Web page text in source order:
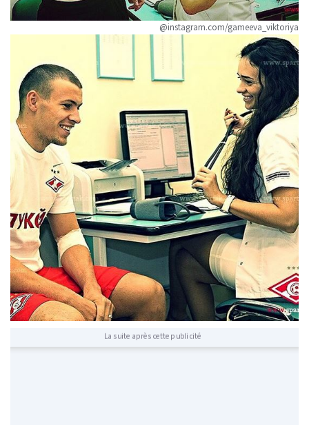
@instagram.com/gameeva_viktoriya
La suite après cette publicité